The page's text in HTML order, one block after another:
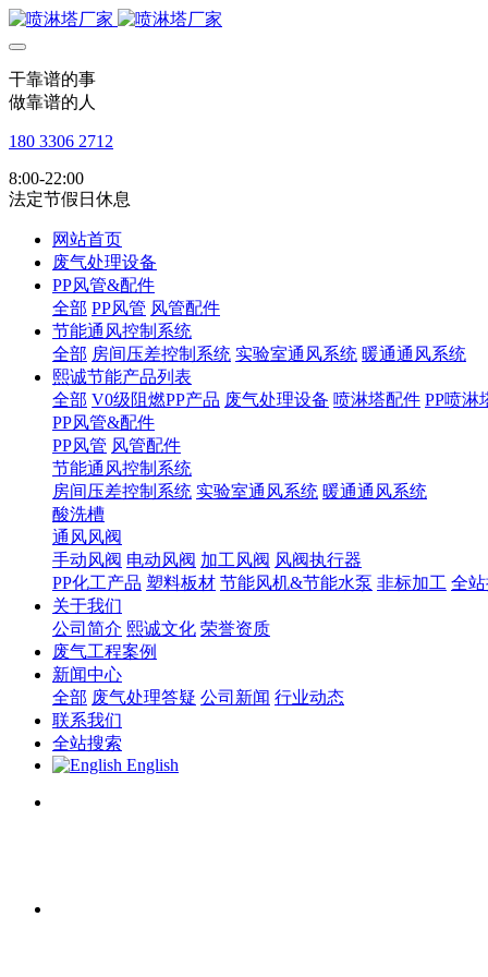
干靠谱的事
做靠谱的人
180 3306 2712
8:00-22:00
法定节假日休息
网站首页
废气处理设备
PP风管&配件
全部 PP风管 风管配件
节能通风控制系统
全部 房间压差控制系统 实验室通风系统 暖通通风系统
熙诚节能产品列表
全部 V0级阻燃PP产品 废气处理设备 喷淋塔配件 PP喷淋
PP风管&配件
PP风管 风管配件
节能通风控制系统
房间压差控制系统 实验室通风系统 暖通通风系统
酸洗槽
通风风阀
手动风阀 电动风阀 加工风阀 风阀执行器
PP化工产品 塑料板材 节能风机&节能水泵 非标加工 全
关于我们
公司简介 熙诚文化 荣誉资质
废气工程案例
新闻中心
全部 废气处理答疑 公司新闻 行业动态
联系我们
全站搜索
English